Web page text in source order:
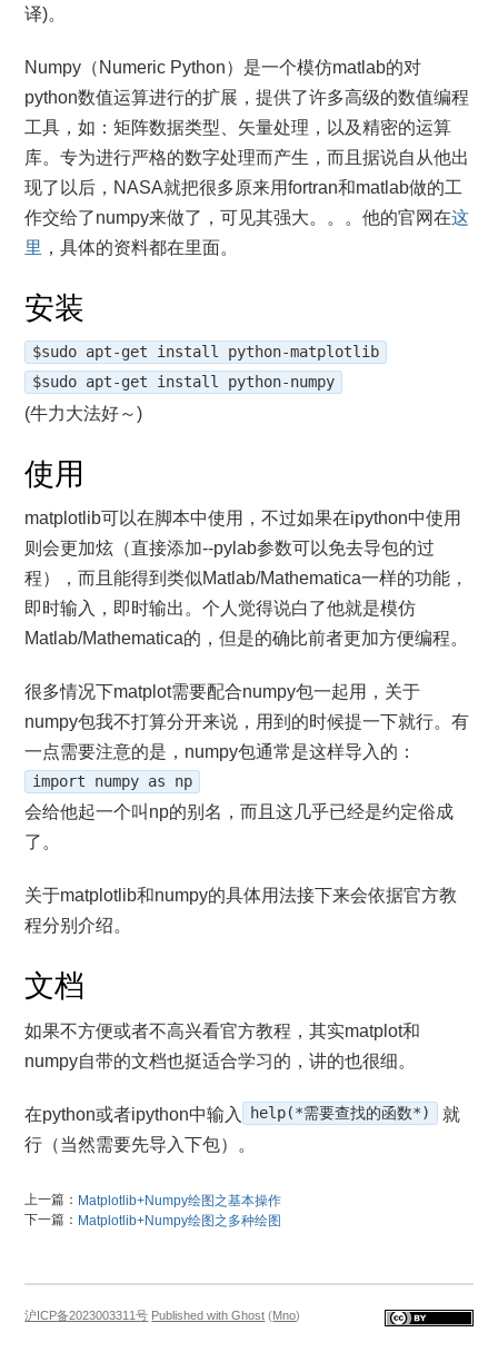
译)。
Numpy（Numeric Python）是一个模仿matlab的对
python数值运算进行的扩展，提供了许多高级的数值编程
工具，如：矩阵数据类型、矢量处理，以及精密的运算
库。专为进行严格的数字处理而产生，而且据说自从他出
现了以后，NASA就把很多原来用fortran和matlab做的工
作交给了numpy来做了，可见其强大。。。他的官网在这
里 ，具体的资料都在里面。
安装
$sudo apt-get install python-matplotlib
$sudo apt-get install python-numpy
(牛力大法好～)
使用
matplotlib可以在脚本中使用，不过如果在ipython中使用
则会更加炫（直接添加--pylab参数可以免去导包的过
程），而且能得到类似Matlab/Mathematica一样的功能，
即时输入，即时输出。个人觉得说白了他就是模仿
Matlab/Mathematica的，但是的确比前者更加方便编程。
很多情况下matplot需要配合numpy包一起用，关于
numpy包我不打算分开来说，用到的时候提一下就行。有
一点需要注意的是，numpy包通常是这样导入的：
import numpy as np
会给他起一个叫np的别名，而且这几乎已经是约定俗成
了。
关于matplotlib和numpy的具体用法接下来会依据官方教
程分别介绍。
文档
如果不方便或者不高兴看官方教程，其实matplot和
numpy自带的文档也挺适合学习的，讲的也很细。
在python或者ipython中输入 help(*需要查找的函数*)
就
行（当然需要先导入下包）。
上一篇： Matplotlib+Numpy绘图之基本操作
下一篇： Matplotlib+Numpy绘图之多种绘图
沪ICP备2023003311号 Published with Ghost (Mno)